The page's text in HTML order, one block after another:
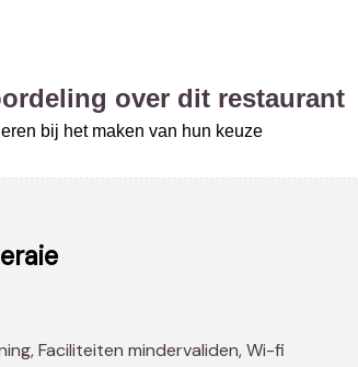
over dit restaurant
bij het maken van hun keuze
Faciliteiten mindervaliden, Wi-fi